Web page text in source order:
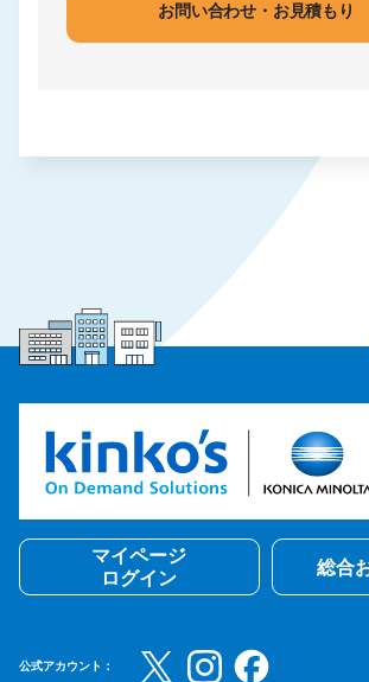
お問い合わせ・お見積もり
マイページ
ログイン
総合
公式アカウント：